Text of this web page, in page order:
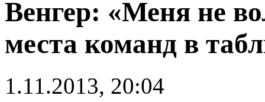
Венгер: «Меня не
места команд в
1.11.2013, 20:04